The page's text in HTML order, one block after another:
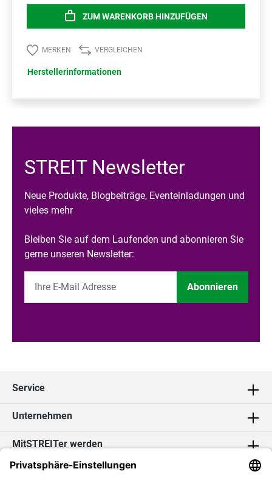
ZUM WARENKORB HINZUFÜGEN
MERKEN VERGLEICHEN
Herstellerinformationen
STREIT Newsletter
Neue Produkte, Blogbeiträge, Eventeinladungen und
vieles mehr
Bleiben Sie auf dem Laufenden und abonnieren Sie
gerne unseren Newsletter:
Abonnieren
Service
Unternehmen
MitSTREITer werden
Kontakt